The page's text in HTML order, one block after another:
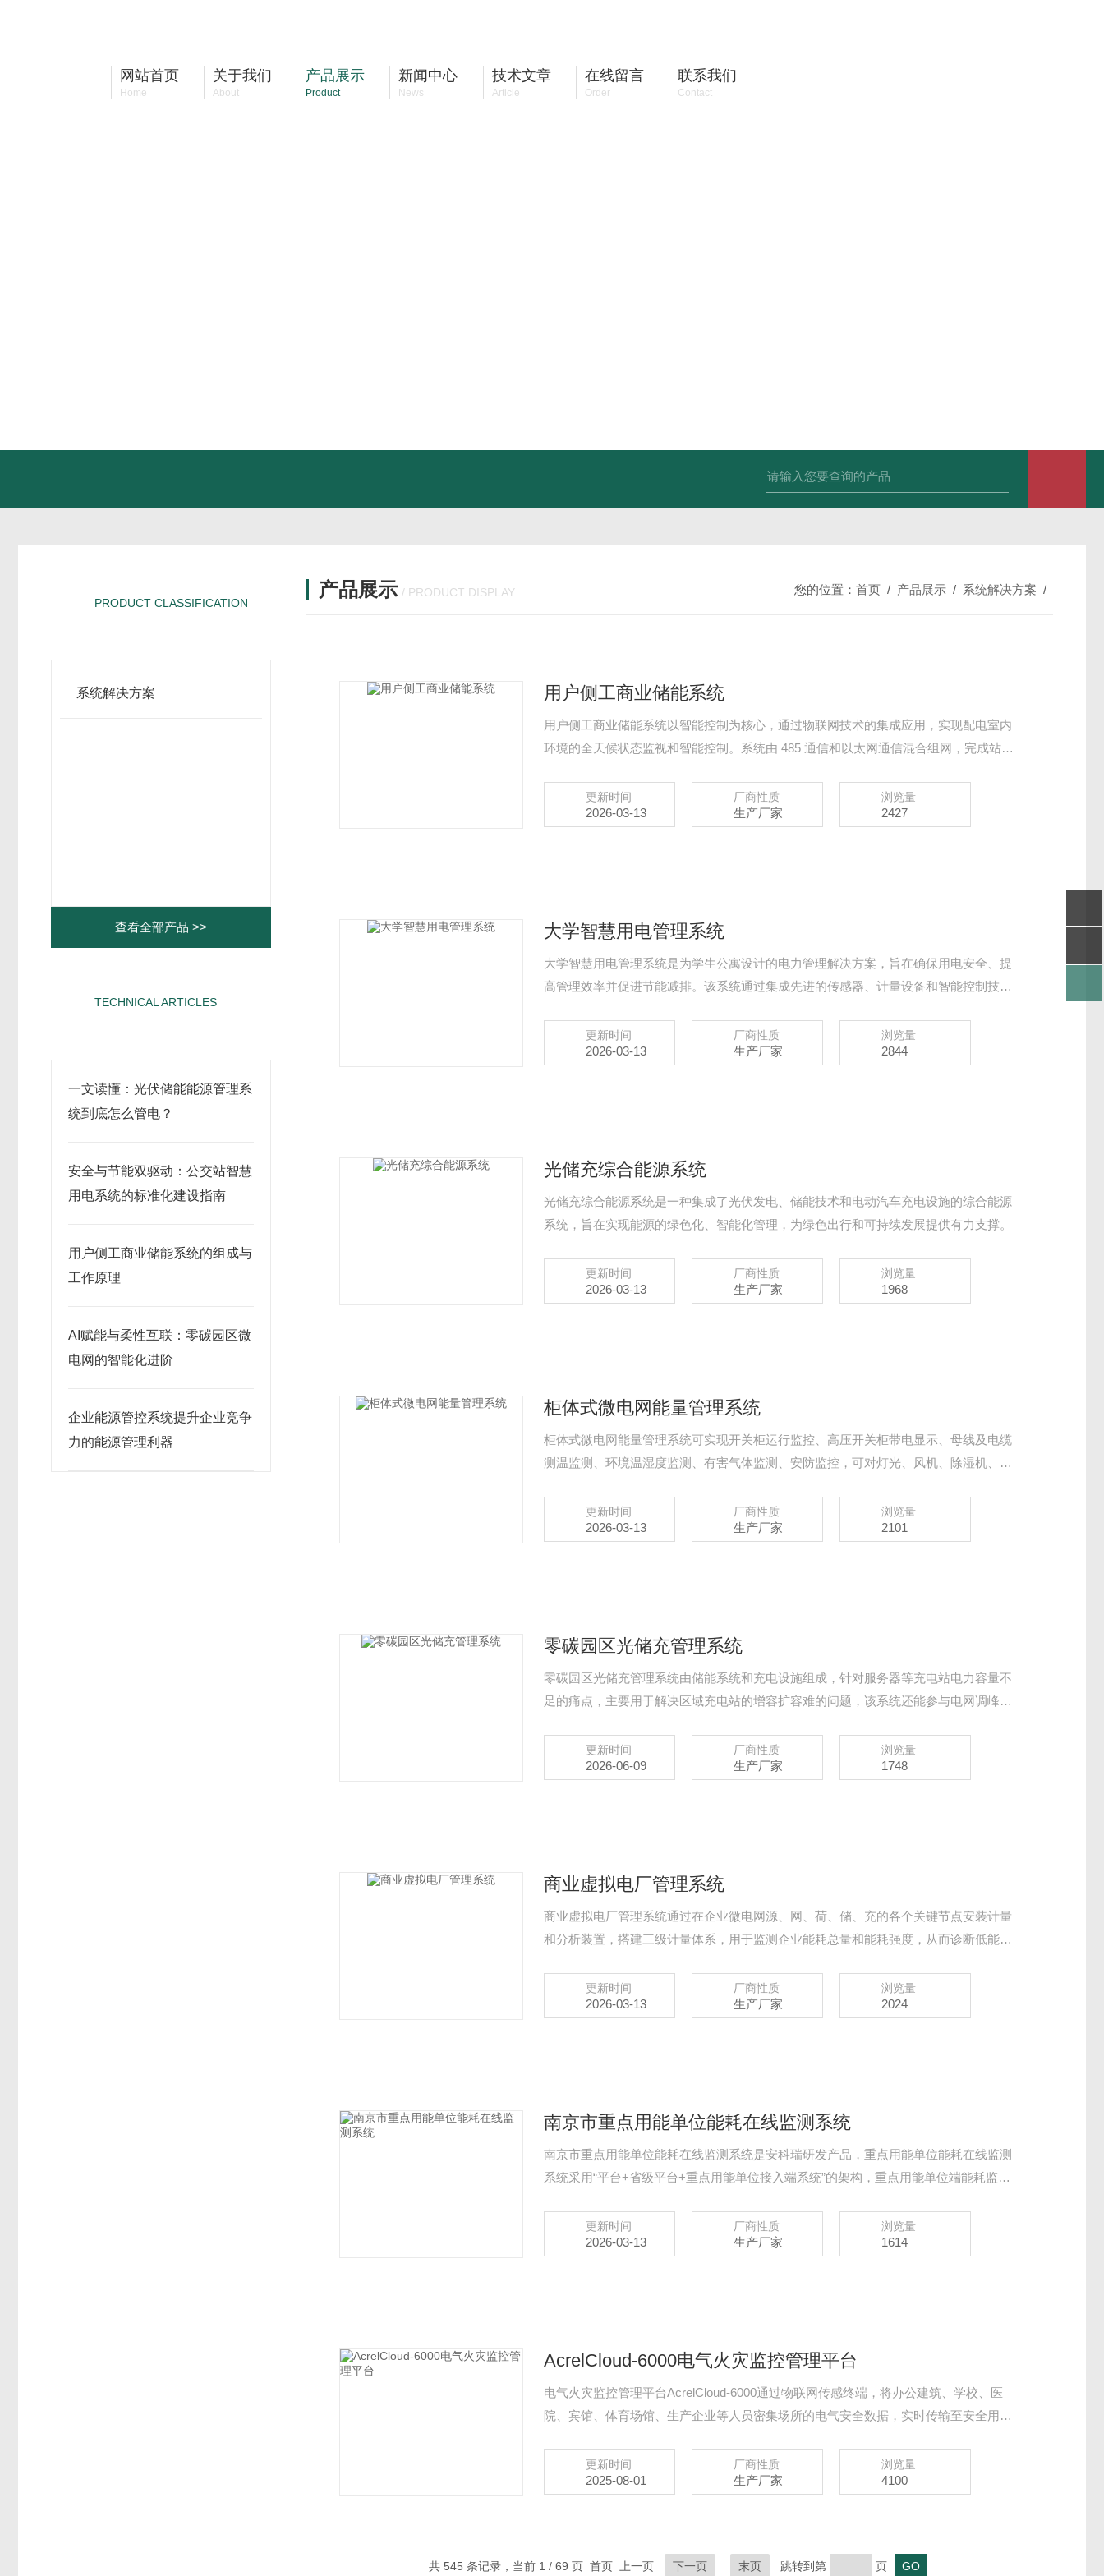
网站首页
Home
关于我们
About
产品展示
Product
新闻中心
News
技术文章
Article
在线留言
Order
联系我们
Contact
PRODUCT CLASSIFICATION
系统解决方案
查看全部产品 >>
TECHNICAL ARTICLES
一文读懂：光伏储能能源管理系
统到底怎么管电？
安全与节能双驱动：公交站智慧
用电系统的标准化建设指南
用户侧工商业储能系统的组成与
工作原理
AI赋能与柔性互联：零碳园区微
电网的智能化进阶
企业能源管控系统提升企业竞争
力的能源管理利器
产品展示 / PRODUCT DISPLAY 您的位置： 首页 / 产品展示 / 系统解决方案 /
用户侧工商业储能系统
用户侧工商业储能系统以智能控制为核心，通过物联网技术的集成应用，实现配电室内
环境的全天候状态监视和智能控制。系统由 485 通信和以太网通信混合组网，完成站端
更新时间
2026-03-13
厂商性质
生产厂家
浏览量
2427
大学智慧用电管理系统
大学智慧用电管理系统是为学生公寓设计的电力管理解决方案，旨在确保用电安全、提
高管理效率并促进节能减排。该系统通过集成先进的传感器、计量设备和智能控制技
更新时间
2026-03-13
厂商性质
生产厂家
浏览量
2844
光储充综合能源系统
光储充综合能源系统是一种集成了光伏发电、储能技术和电动汽车充电设施的综合能源
系统，旨在实现能源的绿色化、智能化管理，为绿色出行和可持续发展提供有力支撑。
更新时间
2026-03-13
厂商性质
生产厂家
浏览量
1968
柜体式微电网能量管理系统
柜体式微电网能量管理系统可实现开关柜运行监控、高压开关柜带电显示、母线及电缆
测温监测、环境温湿度监测、有害气体监测、安防监控，可对灯光、风机、除湿机、空
避免运行环境的失控导致配电设备运行故障，保证维护人员安全，延长设备使用寿命，
实现配电动力环境的分布式远程管理。
更新时间
2026-03-13
厂商性质
生产厂家
浏览量
2101
零碳园区光储充管理系统
零碳园区光储充管理系统由储能系统和充电设施组成，针对服务器等充电站电力容量不
足的痛点，主要用于解决区域充电站的增容扩容难的问题，该系统还能参与电网调峰、
能电网、智能充电、智能信息网的三网融合发展。
更新时间
2026-06-09
厂商性质
生产厂家
浏览量
1748
商业虚拟电厂管理系统
商业虚拟电厂管理系统通过在企业微电网源、网、荷、储、充的各个关键节点安装计量
和分析装置，搭建三级计量体系，用于监测企业能耗总量和能耗强度，从而诊断低能效
优先使用绿色能源，使企业微电网始终高效稳定运行，快速响应电网需求，实现能源互
联、信息互动，也可以把数据上传能源管控平台。
更新时间
2026-03-13
厂商性质
生产厂家
浏览量
2024
南京市重点用能单位能耗在线监测系统
南京市重点用能单位能耗在线监测系统是安科瑞研发产品，重点用能单位能耗在线监测
系统采用“平台+省级平台+重点用能单位接入端系统”的架构，重点用能单位端能耗监测
端能耗监测数据直接上传到平台。
更新时间
2026-03-13
厂商性质
生产厂家
浏览量
1614
AcrelCloud-6000电气火灾监控管理平台
电气火灾监控管理平台AcrelCloud-6000通过物联网传感终端，将办公建筑、学校、医
院、宾馆、体育场馆、生产企业等人员密集场所的电气安全数据，实时传输至安全用电
安全隐患信息及时告警信号，并推送给企业有关人员，以便其及早检查和消除隐患，真
正做到防患于未然。
更新时间
2025-08-01
厂商性质
生产厂家
浏览量
4100
共 545 条记录，当前 1 / 69 页 首页 上一页 下一页 末页 跳转到第 页